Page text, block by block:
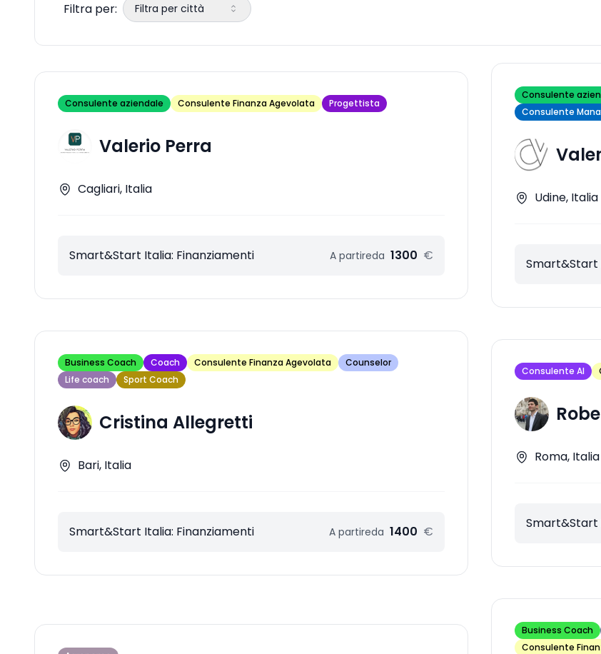
Filtra per: Filtra per città
Consulente aziendale Consulente Finanza Agevolata Progettista
Valerio Perra
Cagliari, Italia
Smart&Start Italia: Finanziamenti A partireda 1300 €
Consulente
Consulente
Udine, Italia
Smart&Start
Business Coach Coach Consulente Finanza Agevolata
Counselor
Life coach
Sport Coach
Cristina Allegretti
Bari, Italia
Smart&Start Italia: Finanziamenti A partireda 1400 €
Consulente AI
Roma, Italia
Smart&Start
Business Coach
Consulente